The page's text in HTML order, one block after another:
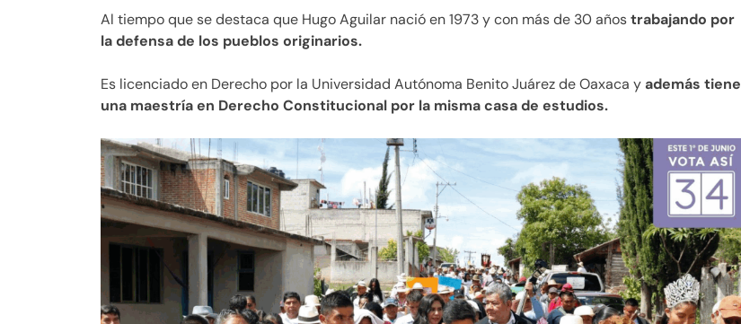
Al tiempo que se destaca que Hugo Aguilar nació en 1973 y con más de 30 añostrabajando por
la defensa de los pueblos originarios.
Es licenciado en Derecho por la Universidad Autónoma Benito Juárez de Oaxaca yademás tiene
una maestría en Derecho Constitucional por la misma casa de estudios.